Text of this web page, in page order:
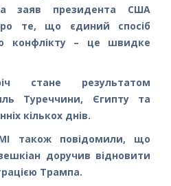
заяв президента США
те, що єдиний спосіб
конфлікту – це швидке
стане результатом
Туреччини, Єгипту та
кількох днів.
також повідомили, що
доручив відновити
Трампа.